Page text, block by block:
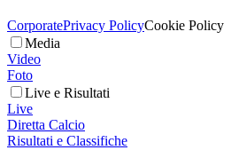
CorporatePrivacy PolicyCookie Policy
Media
Video
Foto
Live e Risultati
Live
Diretta Calcio
Risultati e Classifiche